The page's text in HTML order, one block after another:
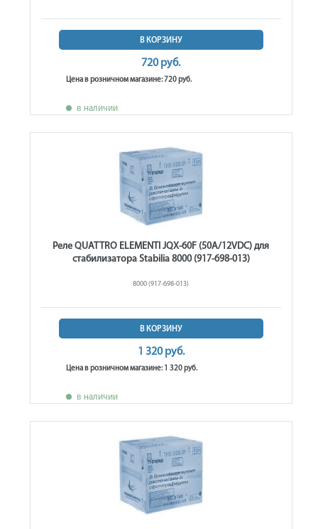
В КОРЗИНУ
720 руб.
Цена в розничном магазине: 720 руб.
в наличии
Реле QUATTRO ELEMENTI JQX-60F (50A/12VDC) для
стабилизатора Stabilia 8000 (917-698-013)
8000 (917-698-013)
В КОРЗИНУ
1 320 руб.
Цена в розничном магазине: 1 320 руб.
в наличии